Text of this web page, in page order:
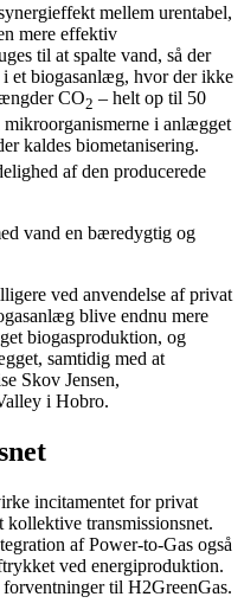
mellem urentabel,
mere effektiv
til at spalte vand, så der
et biogasanlæg, hvor der ikke
CO2 – helt op til 50
i anlægget
kaldes biometanisering.
af den producerede
vand en bæredygtig og
ved anvendelse af privat
blive endnu mere
biogasproduktion, og
samtidig med at
Skov Jensen,
i Hobro.
incitamentet for privat
kollektive transmissionsnet.
af Power-to-Gas også
ved energiproduktion.
til H2GreenGas.